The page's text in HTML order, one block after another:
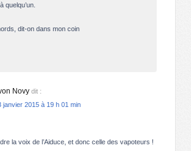
quelqu’un.
dit-on dans mon coin
Novy dit :
janvier 2015 à 19 h 01 min
la voix de l’Aiduce, et donc celle des vapoteurs !